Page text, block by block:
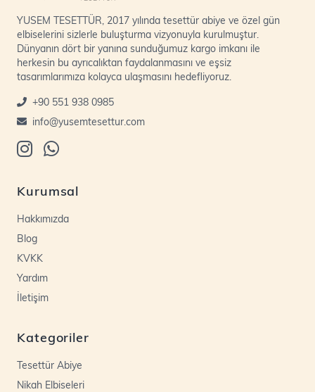
YUSEM TESETTÜR, 2017 yılında tesettür abiye ve özel gün
elbiselerini sizlerle buluşturma vizyonuyla kurulmuştur.
Dünyanın dört bir yanına sunduğumuz kargo imkanı ile
herkesin bu ayrıcalıktan faydalanmasını ve eşsiz
tasarımlarımıza kolayca ulaşmasını hedefliyoruz.
+90 551 938 0985
info@yusemtesettur.com
Kurumsal
Hakkımızda
Blog
KVKK
Yardım
İletişim
Kategoriler
Tesettür Abiye
Nikah Elbiseleri